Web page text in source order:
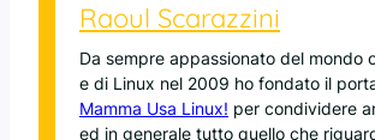
Raoul Scarazzini
Da sempre appassionato del mondo
e di Linux nel 2009 ho fondato il
Mamma Usa Linux! per condividere
ed in generale tutto quello che